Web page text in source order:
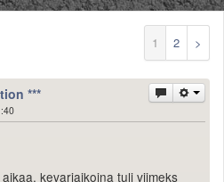
1 2 >
***
kevariaikoina tuli viimeks